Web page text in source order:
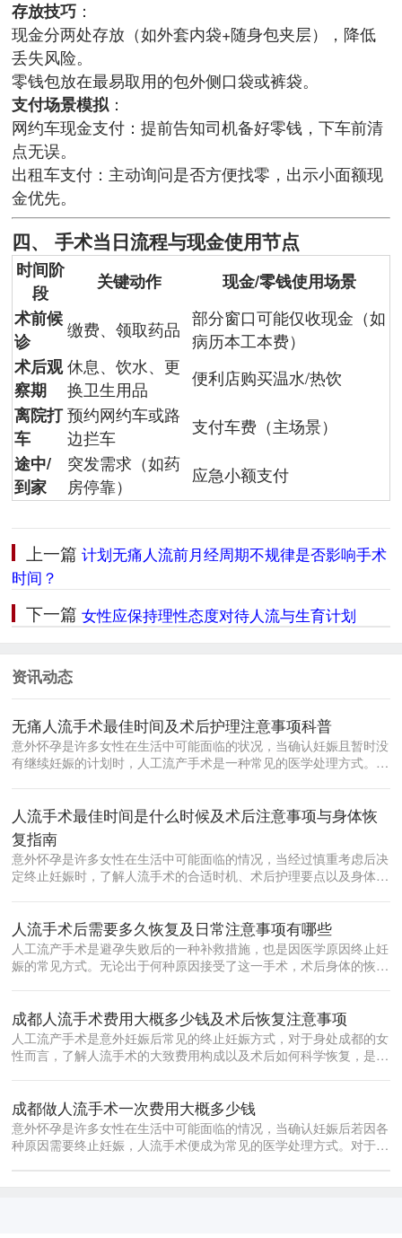
存放技巧 ：
现金分两处存放（如外套内袋+随身包夹层），降低
丢失风险。
零钱包放在最易取用的包外侧口袋或裤袋。
支付场景模拟：
网约车现金支付：提前告知司机备好零钱，下车前清
点无误。
出租车支付：主动询问是否方便找零，出示小面额现
金优先。
四、 手术当日流程与现金使用节点
时间阶
段
关键动作
现金/零钱使用场景
术前候
诊
缴费、领取药品
部分窗口可能仅收现金（如
病历本工本费）
术后观
察期
休息、饮水、更
换卫生用品
便利店购买温水/热饮
离院打
车
预约网约车或路
边拦车
支付车费（主场景）
途中/
到家
突发需求（如药
房停靠）
应急小额支付
上一篇 计划无痛人流前月经周期不规律是否影响手术
时间？
下一篇 女性应保持理性态度对待人流与生育计划
资讯动态
无痛人流手术最佳时间及术后护理注意事项科普
意外怀孕是许多女性在生活中可能面临的状况，当确认妊娠且暂时没
有继续妊娠的计划时，人工流产手术是一种常见的医学处理方式。在
人流手术最佳时间是什么时候及术后注意事项与身体恢
复指南
意外怀孕是许多女性在生活中可能面临的情况，当经过慎重考虑后决
定终止妊娠时，了解人流手术的合适时机、术后护理要点以及身体恢
人流手术后需要多久恢复及日常注意事项有哪些
人工流产手术是避孕失败后的一种补救措施，也是因医学原因终止妊
娠的常见方式。无论出于何种原因接受了这一手术，术后身体的恢复
成都人流手术费用大概多少钱及术后恢复注意事项
人工流产手术是意外妊娠后常见的终止妊娠方式，对于身处成都的女
性而言，了解人流手术的大致费用构成以及术后如何科学恢复，是做
成都做人流手术一次费用大概多少钱
意外怀孕是许多女性在生活中可能面临的情况，当确认妊娠后若因各
种原因需要终止妊娠，人流手术便成为常见的医学处理方式。对于身